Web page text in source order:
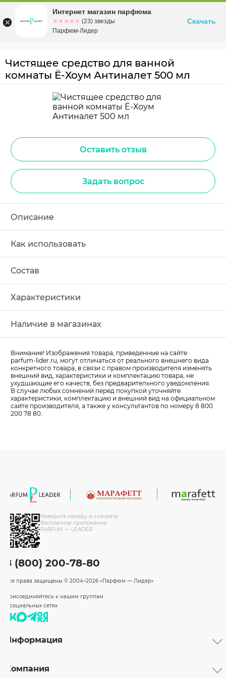
Омскул. Заозерная, 11, к. 1
Чистящее средство для ванной
комнаты Ё-Хоум Антиналет 500 мл
Оставить отзыв
Задать вопрос
Описание
Как использовать
Состав
Характеристики
Наличие в магазинах
Внимание! Изображения товара, приведенные на сайте
parfum-lider.ru, могут отличаться от реального внешнего вида
конкретного товара, в связи с правом производителя изменять
внешний вид, характеристики и комплектацию товара, не
ухудшающие его качеств, без предварительного уведомления.
В случае любых сомнений перед покупкой уточняйте
характеристики, комплектацию и внешний вид на официальном
сайте производителя, а также у консультантов по номеру 8 800
200 78 80.
Наведите камеру и скачайте
бесплатное приложение
PARFUM — LEADER
8 (800) 200-78-80
Все права защищены © 2004–2026 «Парфюм — Лидер»
Присоединяйтесь к нашим группам
в социальных сетях
Информация
Бренды
Компания
Интернет магазин парфюма
☆☆☆☆☆
★★★★★ (23) звезды
Парфюм-Лидер
Скачать